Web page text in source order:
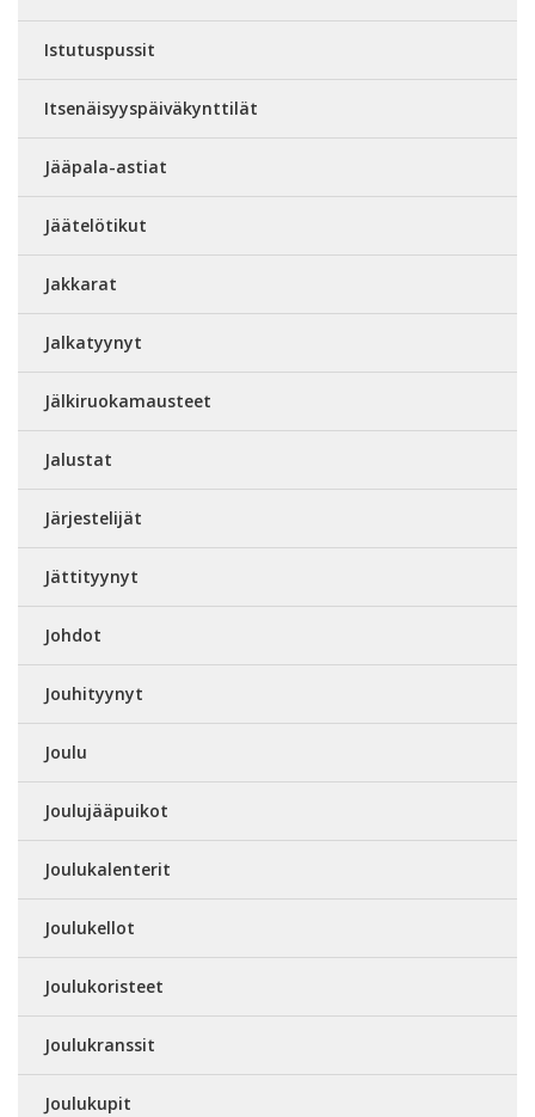
Istutuspussit
Itsenäisyyspäiväkynttilät
Jääpala-astiat
Jäätelötikut
Jakkarat
Jalkatyynyt
Jälkiruokamausteet
Jalustat
Järjestelijät
Jättityynyt
Johdot
Jouhityynyt
Joulu
Joulujääpuikot
Joulukalenterit
Joulukellot
Joulukoristeet
Joulukranssit
Joulukupit